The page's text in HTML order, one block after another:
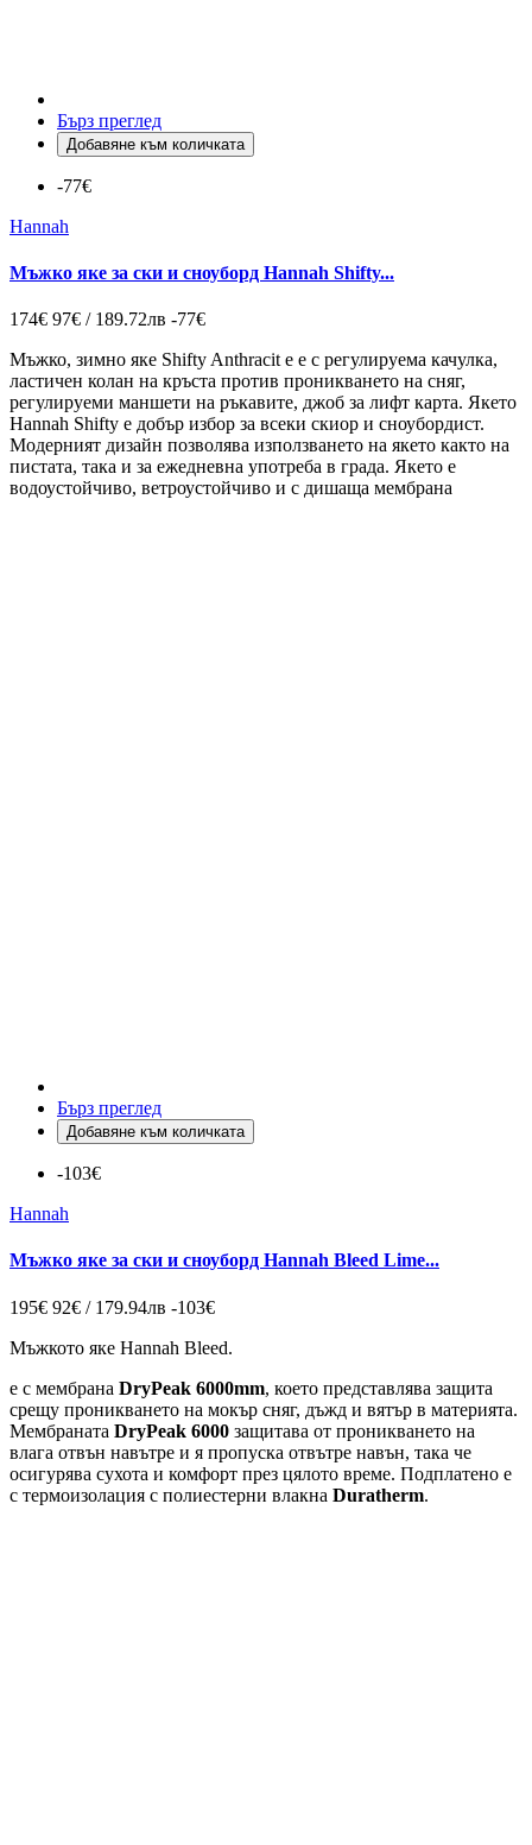
Бърз преглед
Добавяне към количката
-77€
Hannah
Мъжко яке за ски и сноуборд Hannah Shifty...
174€ 97€ / 189.72лв -77€
Мъжко, зимно яке Shifty Anthracit e е с регулируема качулка,
ластичен колан на кръста против проникването на сняг,
регулируеми маншети на ръкавите, джоб за лифт карта. Якето
Hannah Shifty e добър избор за всеки скиор и сноубордист.
Модерният дизайн позволява използването на якето както на
пистата, така и за ежедневна употреба в града. Якето e
водоустойчиво, ветроустойчиво и с дишаща мембрана
Бърз преглед
Добавяне към количката
-103€
Hannah
Мъжко яке за ски и сноуборд Hannah Bleed Lime...
195€ 92€ / 179.94лв -103€
Мъжкото яке Hannah Bleed.
е с мембрана DryPeak 6000mm, което представлява защита
срещу проникването на мокър сняг, дъжд и вятър в материята.
Мембраната DryPeak 6000 защитава от проникването на
влага отвън навътре и я пропуска отвътре навън, така че
осигурява сухота и комфорт през цялото време. Подплатено е
с термоизолация с полиестерни влакна Duratherm.